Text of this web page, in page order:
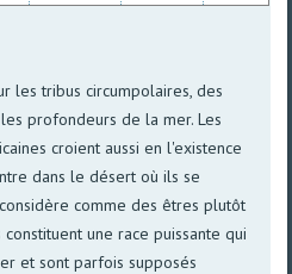
les tribus circumpolaires, des
profondeurs de la mer. Les
croient aussi en l'existence
dans le désert où ils se
comme des êtres plutôt
une race puissante qui
et sont parfois supposés